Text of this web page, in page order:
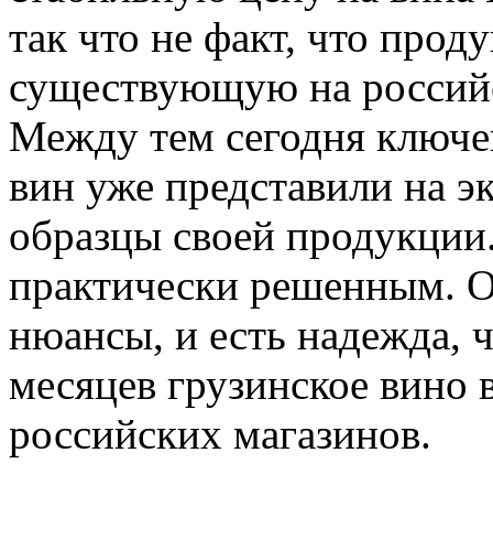
так что не факт, что
существующую на
Между тем сегодня
вин уже представили на
образцы своей
практически решенным.
нюансы, и есть надежда,
месяцев грузинское вино
российских магазинов.